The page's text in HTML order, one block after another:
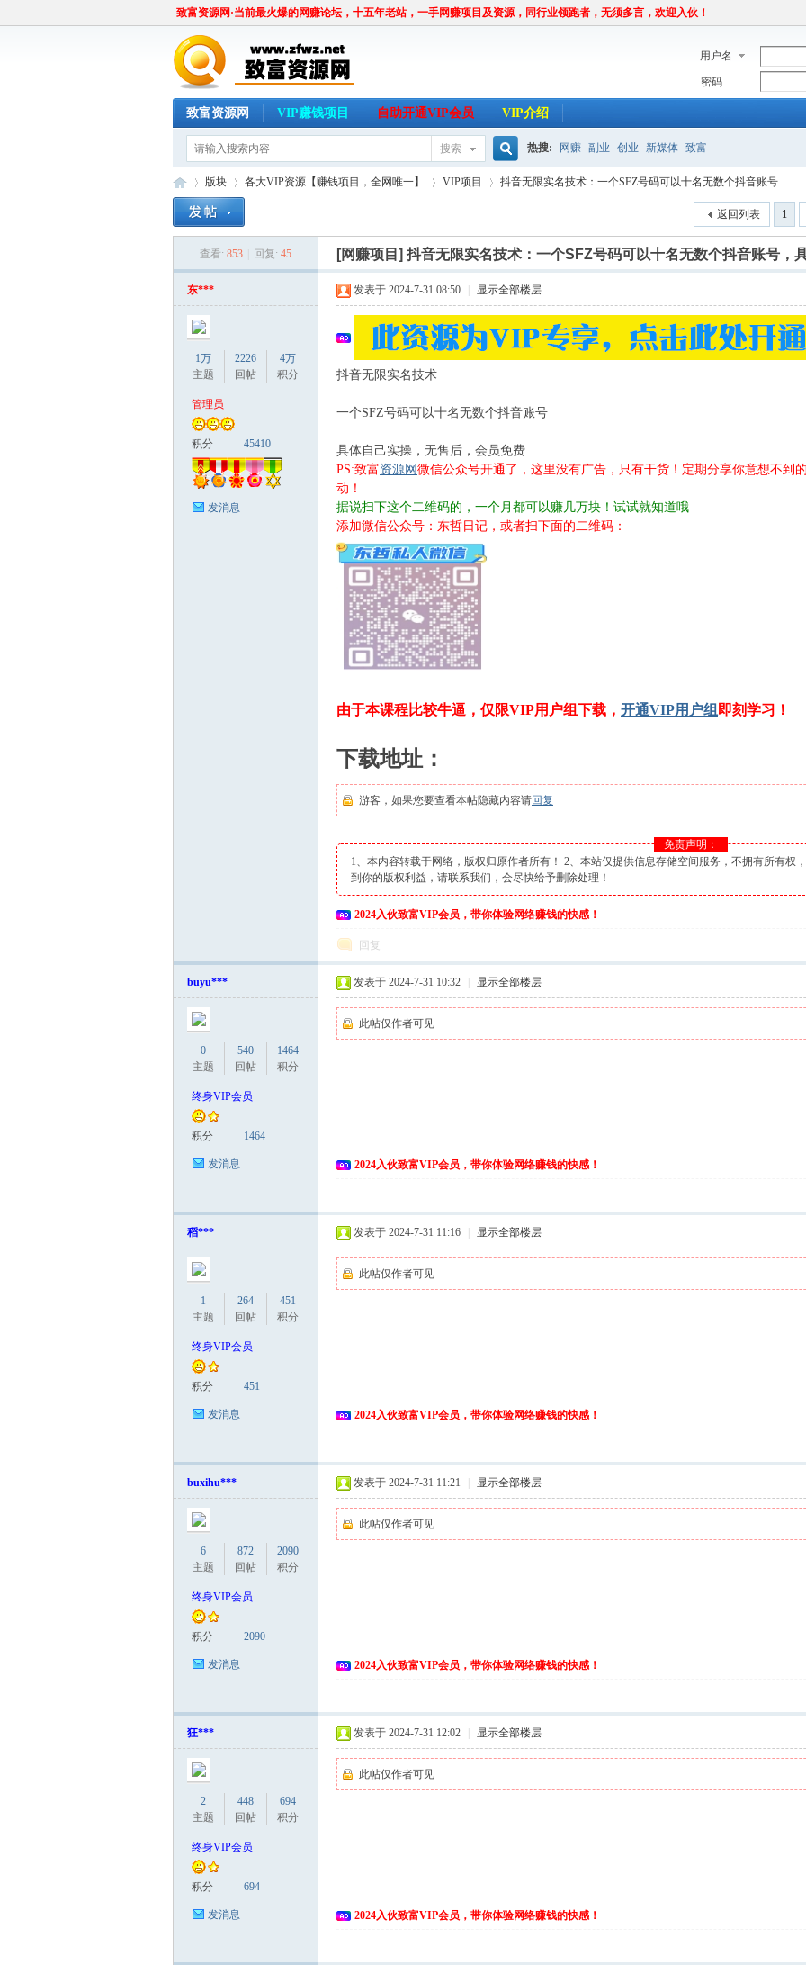
致富资源网·当前最火爆的网赚论坛，十五年老站，一手网赚项目及资源，同行业领跑者，无须多言，欢迎入伙！
用户名
密码
致富资源网 VIP赚钱项目 自助开通VIP会员 VIP介绍
搜索
搜
索
热搜: 网赚 副业 创业 新媒体 致富
版块
›
各大VIP资源【赚钱项目，全网唯一】
›
VIP项目
›
抖音无限实名技术：一个SFZ号码可以十名无数个抖音账号 ...
1
返回列表
查看: 853 回复: 45 [网赚项目] 抖音无限实名技术：一个SFZ号码可以十名无数个抖音账号，
东***
1万
主题
2226
回帖
4万
积分
管理员
积分 45410
发消息
发表于 2024-7-31 08:50 显示全部楼层
抖音无限实名技术
一个SFZ号码可以十名无数个抖音账号
具体自己实操，无售后，会员免费
PS:致富资源网 微信公众号开通了，这里没有广告，只有干货！定期分享你意想不到
动！
据说扫下这个二维码的，一个月都可以赚几万块！试试就知道哦
添加微信公众号：东哲日记，或者扫下面的二维码：
由于本课程比较牛逼，仅限VIP用户组下载， 开通VIP用户组 即刻学习！
下载地址：
游客，如果您要查看本帖隐藏内容请回复
免责声明：
1、本内容转载于网络，版权归原作者所有！ 2、本站仅提供信息存储空间服务，不拥有所有权
到你的版权利益，请联系我们，会尽快给予删除处理！
2024入伙致富VIP会员，带你体验网络赚钱的快感！
回复
buyu***
0
主题
540
回帖
1464
积分
终身VIP会员
积分 1464
发消息
发表于 2024-7-31 10:32 显示全部楼层
此帖仅作者可见
2024入伙致富VIP会员，带你体验网络赚钱的快感！
稻***
1
主题
264
回帖
451
积分
终身VIP会员
积分 451
发消息
发表于 2024-7-31 11:16 显示全部楼层
此帖仅作者可见
2024入伙致富VIP会员，带你体验网络赚钱的快感！
buxihu***
6
主题
872
回帖
2090
积分
终身VIP会员
积分 2090
发消息
发表于 2024-7-31 11:21 显示全部楼层
此帖仅作者可见
2024入伙致富VIP会员，带你体验网络赚钱的快感！
狂***
2
主题
448
回帖
694
积分
终身VIP会员
积分 694
发消息
发表于 2024-7-31 12:02 显示全部楼层
此帖仅作者可见
2024入伙致富VIP会员，带你体验网络赚钱的快感！